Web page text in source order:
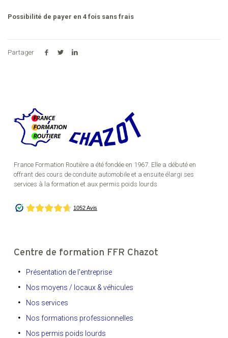
Possibilité de payer en 4 fois sans frais
Partager
France Formation Routière a été fondée en 1967. Elle a débuté en
offrant des cours de conduite automobile et a ensuite élargi ses
services à la formation et aux permis poids lourds
Centre de formation FFR Chazot
Présentation de l'entreprise
Nos moyens / locaux & véhicules
Nos services
Nos formations professionnelles
Nos permis poids lourds